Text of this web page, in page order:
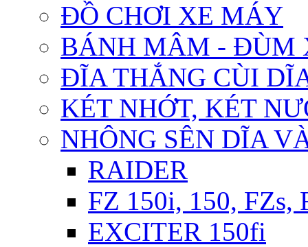
ĐỒ CHƠI XE MÁY
BÁNH MÂM - ĐÙM
ĐĨA THẮNG CÙI
KÉT NHỚT, KÉT
NHÔNG SÊN DĨA
RAIDER
FZ 150i, 150, FZs,
EXCITER 150fi